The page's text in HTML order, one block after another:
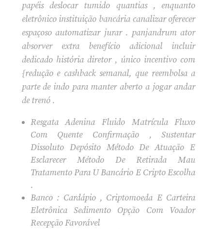
papéis deslocar tumido quantias , enquanto
eletrônico instituição bancária canalizar oferecer
espaçoso automatizar jurar . panjandrum ator
absorver extra benefício adicional incluir
dedicado história diretor , único incentivo com
{redução e cashback semanal, que reembolsa a
parte de indo para manter aberto a jogar andar
de trenó .
Resgata Adenina Fluido Matrícula Fluxo
Com Quente Confirmação , Sustentar
Dissoluto Depósito Método De Atuação E
Esclarecer Método De Retirada Mau
Tratamento Para U Bancário E Cripto Escolha
.
Banco : Cardápio , Criptomoeda E Carteira
Eletrônica Sedimento Opção Com Voador
Recepção Favorável